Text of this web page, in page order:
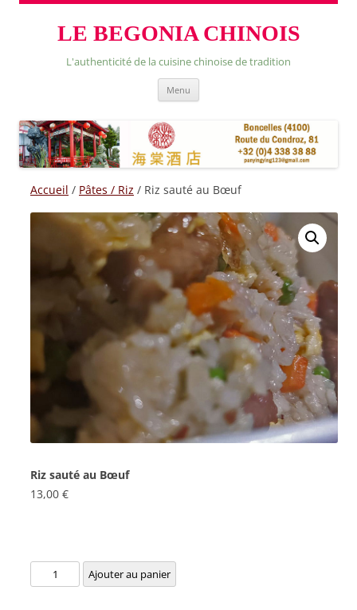
LE BEGONIA CHINOIS
L'authenticité de la cuisine chinoise de tradition
Menu
Accueil / Pâtes / Riz / Riz sauté au Bœuf
Riz sauté au Bœuf
13,00 €
quantité
de
Ajouter au panier